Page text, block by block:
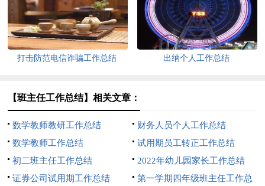
打击防范电信诈骗工作总结 出纳个人工作总结
【班主任工作总结】相关文章：
数学教师教研工作总结
财务人员个人工作总结
数学教师工作总结
试用期员工转正工作总结
初二班主任工作总结
2022年幼儿园家长工作总结
证券公司试用期工作总结
第一学期四年级班主任工作总